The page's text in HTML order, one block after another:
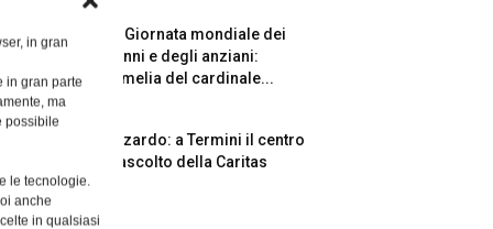
in gran
in gran parte
ma
possibile
le tecnologie.
anche
in qualsiasi
La Giornata mondiale dei
nonni e degli anziani:
l’omelia del cardinale...
Azzardo: a Termini il centro
d’ascolto della Caritas